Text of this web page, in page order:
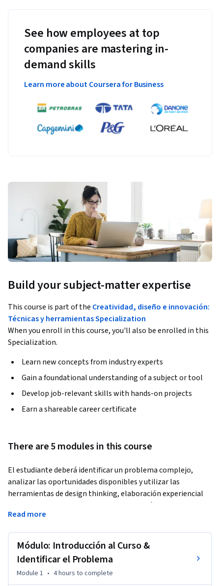
See how employees at top
companies are mastering in-
demand skills
Learn more about Coursera for Business
Build your subject-matter expertise
This course is part of the Creatividad, diseño e innovación:
Técnicas y herramientas Specialization
When you enroll in this course, you'll also be enrolled in this
Specialization.
Learn new concepts from industry experts
Gain a foundational understanding of a subject or tool
Develop job-relevant skills with hands-on projects
Earn a shareable career certificate
There are 5 modules in this course
El estudiante deberá identificar un problema complejo,
analizar las oportunidades disponibles y utilizar las
herramientas de design thinking, elaboración experiencial
de prototipos y una estrategia de innovación para
desarrollar soluciones creativas. Dichas soluciones se
idoneidad.
El proceso a seguir para ir del problema a la solución es el
siguiente:
Read more
Módulo: Introducción al Curso &
Identificar el Problema
Module 1 • 4 hours to complete